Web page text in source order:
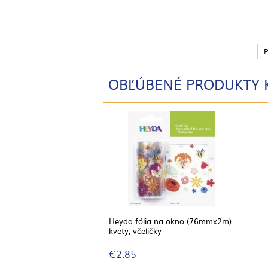
OBĽÚBENÉ PRODUKTY
Heyda fólia na okno (76mmx2m)
kvety, včeličky
€2.85